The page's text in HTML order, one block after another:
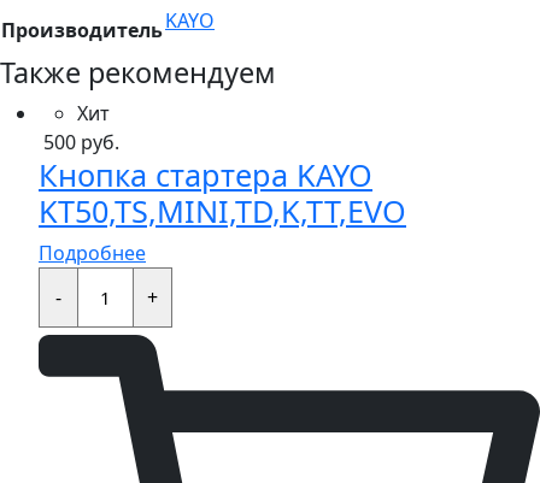
ПроизводительKAYO
Также рекомендуем
Хит
500 руб.
Кнопка стартера KAYO
KT50,TS,MINI,TD,K,TT,EVO
Подробнее
-
Кнопка
стартера
KT50,TS,MINI,TD,K,TT,EVO
quantity
+